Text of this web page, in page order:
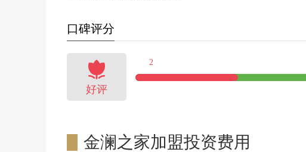
口碑评分

好评
2
金澜之家加盟投资费用